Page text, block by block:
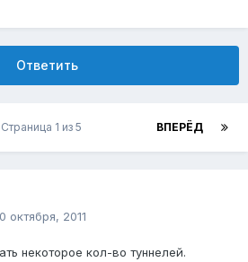
Ответить
ВПЕРЁД
Страница 1 из 5
октября, 2011
некоторое кол-во туннелей.